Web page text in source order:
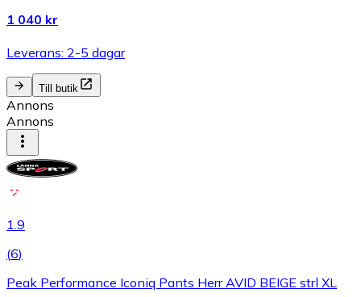
1 040 kr
Leverans: 2-5 dagar
Till butik
Annons
Annons
1.9
(6)
Peak Performance Iconiq Pants Herr AVID BEIGE strl XL